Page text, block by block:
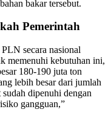
bakar tersebut.
Pemerintah
secara nasional
memenuhi kebutuhan ini,
180-190 juta ton
lebih besar dari jumlah
dipenuhi dengan
gangguan,”